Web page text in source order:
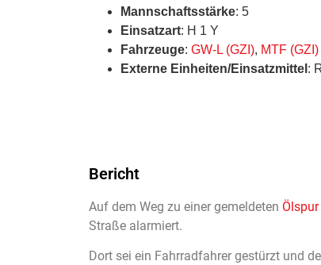
Mannschaftsstärke: 5
Einsatzart: H 1 Y
Fahrzeuge: GW-L (GZI), MTF (GZI)
Externe Einheiten/Einsatzmittel :
Bericht
Auf dem Weg zu einer gemeldeten Ölspur
Straße alarmiert.
Dort sei ein Fahrradfahrer gestürzt und